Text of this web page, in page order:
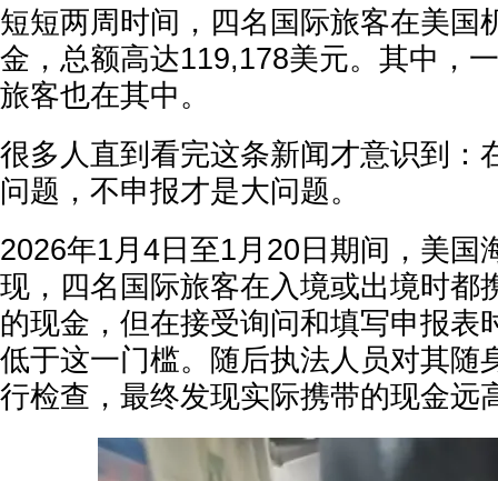
短短两周时间，四名国际旅客在美国
金，总额高达119,178美元。其中，
旅客也在其中。
很多人直到看完这条新闻才意识到：
问题，不申报才是大问题。
2026年1月4日至1月20日期间，美国
现，四名国际旅客在入境或出境时都
的现金，但在接受询问和填写申报表
低于这一门槛。随后执法人员对其随
行检查，最终发现实际携带的现金远